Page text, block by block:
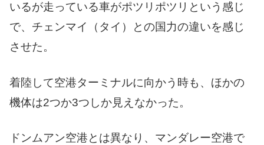
いるが走っている車がポツリポツリという感じ
で、チェンマイ（タイ）との国力の違いを感じ
させた。
着陸して空港ターミナルに向かう時も、ほかの
機体は2つか3つしか見えなかった。
ドンムアン空港とは異なり、マンダレー空港で